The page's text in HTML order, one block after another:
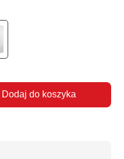
Dodaj do koszyka